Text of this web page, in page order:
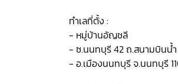
ทำเลที่ตั้ง :
- หมู่บ้านอัญชลี
- ซ.นนทบุรี 42 ถ.สนามบินน้ำ
- อ.เมืองนนทบุรี จ.นนทบุรี